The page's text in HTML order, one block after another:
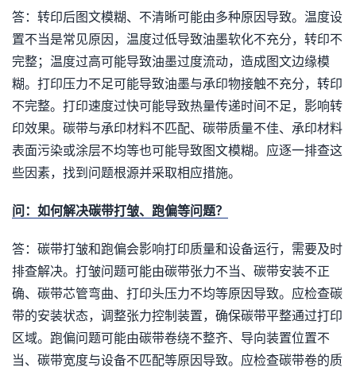
答：转印后图文模糊、不清晰可能由多种原因导致。温度设
置不当是常见原因，温度过低导致油墨软化不充分，转印不
完整；温度过高可能导致油墨过度流动，造成图文边缘模
糊。打印压力不足可能导致油墨与承印物接触不充分，转印
不完整。打印速度过快可能导致热量传递时间不足，影响转
印效果。碳带与承印材料不匹配、碳带质量不佳、承印材料
表面污染或涂层不均等也可能导致图文模糊。应逐一排查这
些因素，找到问题根源并采取相应措施。
问：如何解决碳带打皱、跑偏等问题？
答：碳带打皱和跑偏会影响打印质量和设备运行，需要及时
排查解决。打皱问题可能由碳带张力不当、碳带安装不正
确、碳带芯管弯曲、打印头压力不均等原因导致。应检查碳
带的安装状态，调整张力控制装置，确保碳带平整通过打印
区域。跑偏问题可能由碳带卷绕不整齐、导向装置位置不
当、碳带宽度与设备不匹配等原因导致。应检查碳带卷的质